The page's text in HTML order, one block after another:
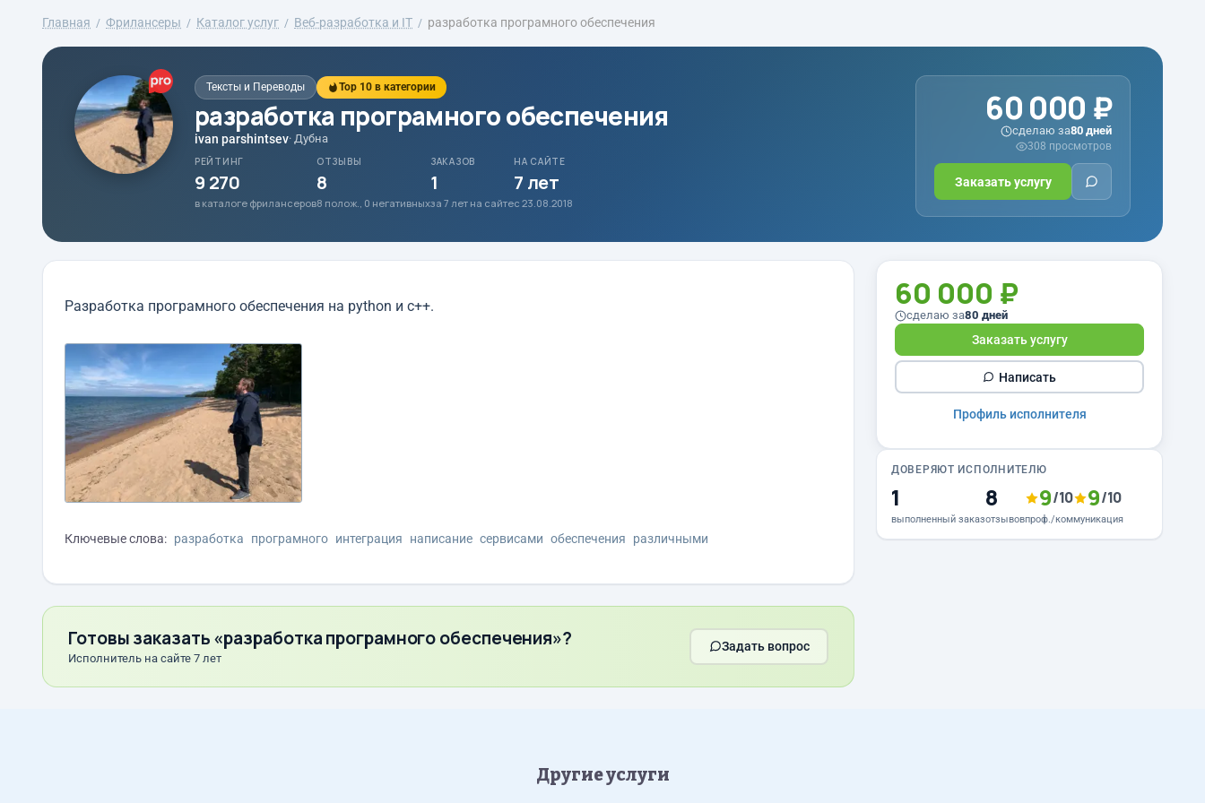
Главная Фрилансеры Каталог услуг Веб-разработка и IT разработка програмного обеспечения
Тексты и Переводы Top 10 в категории
разработка програмного обеспечения
ivan parshintsev· Дубна
РЕЙТИНГ
9 270
в каталоге фрилансеров
ОТЗЫВЫ
8
8 полож., 0 негативных
ЗАКАЗОВ
1
за 7 лет на сайте
НА САЙТЕ
7 лет
с 23.08.2018
60 000 ₽
сделаю за80 дней
308 просмотров
Заказать услугу
Разработка програмного обеспечения на python и c++.
Ключевые слова: разработка програмного интеграция написание сервисами обеспечения различными
Готовы заказать «разработка програмного обеспечения»?
Исполнитель на сайте 7 лет
Задать вопрос
60 000 ₽
сделаю за80 дней
Заказать услугу
Написать
Профиль исполнителя
ДОВЕРЯЮТ ИСПОЛНИТЕЛЮ
1
выполненный заказ
8
отзывов
9/10 9/10
проф./коммуникация
Другие услуги